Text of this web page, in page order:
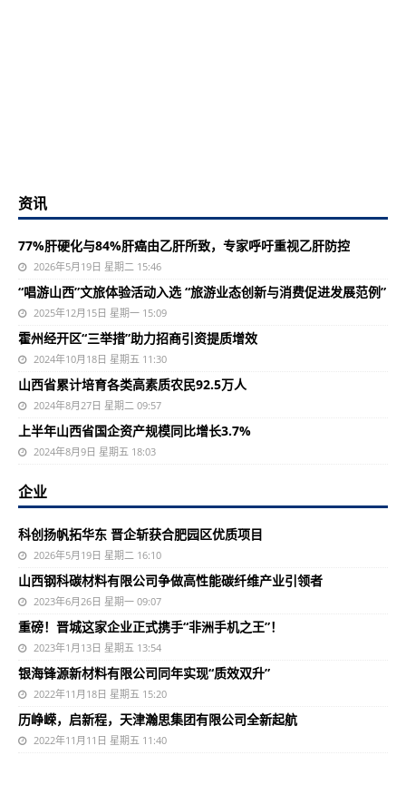
资讯
77%肝硬化与84%肝癌由乙肝所致，专家呼吁重视乙肝防控
2026年5月19日 星期二 15:46
“唱游山西”文旅体验活动入选 “旅游业态创新与消费促进发展范例”
2025年12月15日 星期一 15:09
霍州经开区“三举措”助力招商引资提质增效
2024年10月18日 星期五 11:30
山西省累计培育各类高素质农民92.5万人
2024年8月27日 星期二 09:57
上半年山西省国企资产规模同比增长3.7%
2024年8月9日 星期五 18:03
企业
科创扬帆拓华东 晋企斩获合肥园区优质项目
2026年5月19日 星期二 16:10
山西钢科碳材料有限公司争做高性能碳纤维产业引领者
2023年6月26日 星期一 09:07
重磅！晋城这家企业正式携手“非洲手机之王”！
2023年1月13日 星期五 13:54
银海锋源新材料有限公司同年实现“质效双升”
2022年11月18日 星期五 15:20
历峥嵘，启新程，天津瀚思集团有限公司全新起航
2022年11月11日 星期五 11:40